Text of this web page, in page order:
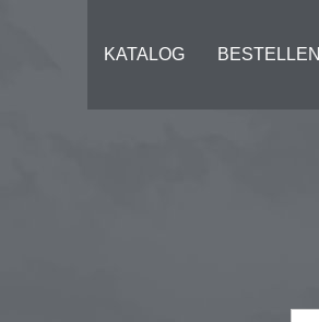
KATALOG BESTELLEN